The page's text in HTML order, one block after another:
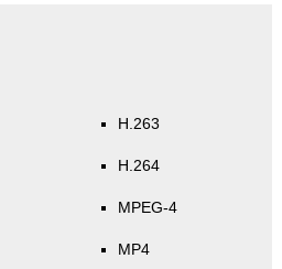
H.263
H.264
MPEG-4
MP4